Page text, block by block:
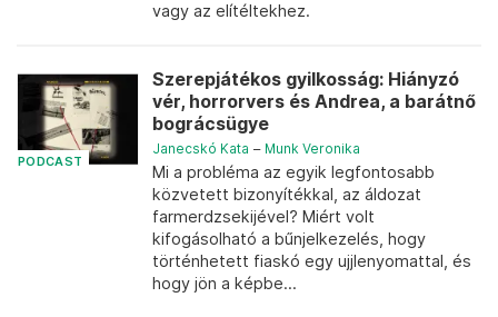
vagy az elítéltekhez.
PODCAST
Szerepjátékos gyilkosság: Hiányzó
vér, horrorvers és Andrea, a barátnő
bográcsügye
Janecskó Kata – Munk Veronika
Mi a probléma az egyik legfontosabb
közvetett bizonyítékkal, az áldozat
farmerdzsekijével? Miért volt
kifogásolható a bűnjelkezelés, hogy
történhetett fiaskó egy ujjlenyomattal, és
hogy jön a képbe...